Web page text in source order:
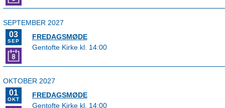
SEPTEMBER 2027
03
SEP
FREDAGSMØDE
Gentofte Kirke kl. 14:00
OKTOBER 2027
01
OKT
FREDAGSMØDE
Gentofte Kirke kl. 14:00